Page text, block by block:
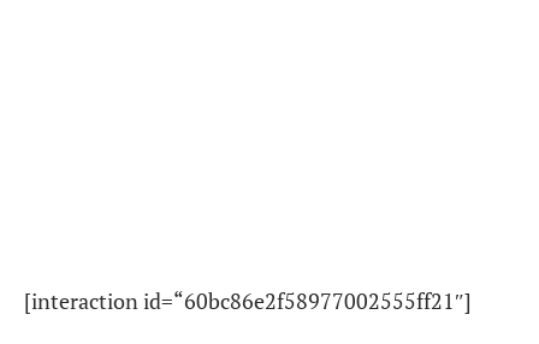
[interaction id=“60bc86e2f58977002555ff21″]